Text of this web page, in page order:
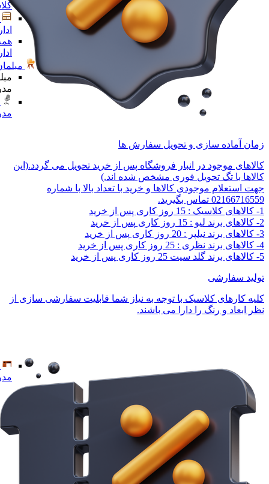
زمان آماده سازی و تحویل سفارش ها
کالاهای موجود در انبار فروشگاه پس از خرید تحویل می گردد.(این
کالاها با تگ تحویل فوری مشخص شده اند.)
جهت استعلام موجودی کالاها و خرید با تعداد بالا با شماره
02166716559 تماس بگیرید.
1- کالاهای کلاسیک : 15 روز کاری پس از خرید
2- کالاهای برند لیو : 15 روز کاری پس از خرید
3- کالاهای برند نیلپر : 20 روز کاری پس از خرید
4- کالاهای برند نظری : 25 روز کاری پس از خرید
5- کالاهای برند گلد سیت 25 روز کاری پس از خرید
تولید سفارشی
کلیه کارهای کلاسیک با توجه به نیاز شما قابلیت سفارشی سازی از
نظر ابعاد و رنگ را دارا می باشند.